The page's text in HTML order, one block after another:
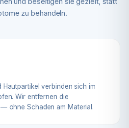
zu behandeln.
Hautpartikel verbinden sich im
Wir entfernen die
ohne Schaden am Material.